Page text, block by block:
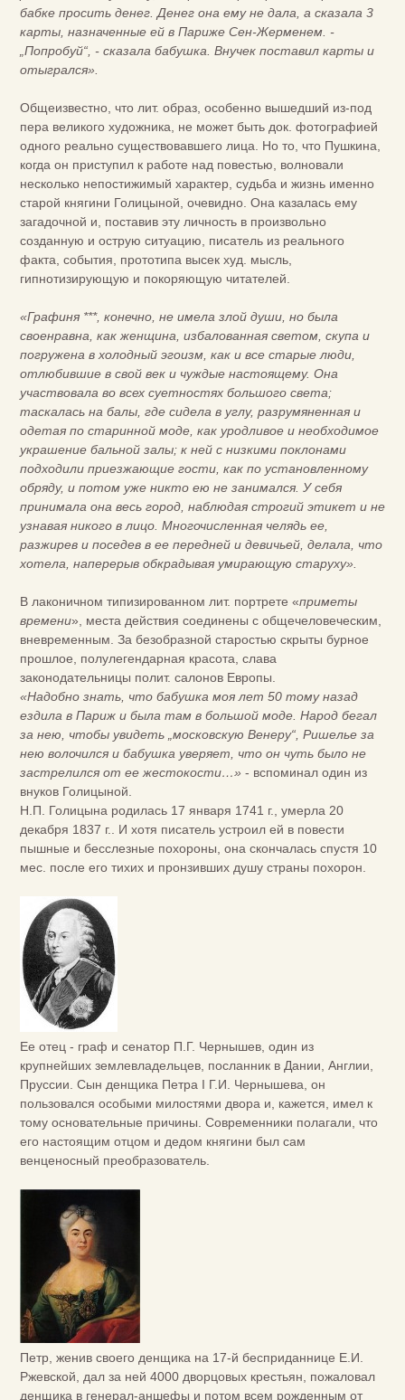
бабке просить денег. Денег она ему не дала, а сказала 3
карты, назначенные ей в Париже Сен-Жерменем. -
„Попробуй“, - сказала бабушка. Внучек поставил карты и
отыгрался».
Общеизвестно, что лит. образ, особенно вышедший из-под
пера великого художника, не может быть док. фотографией
одного реально существовавшего лица. Но то, что Пушкина,
когда он приступил к работе над повестью, волновали
несколько непостижимый характер, судьба и жизнь именно
старой княгини Голицыной, очевидно. Она казалась ему
загадочной и, поставив эту личность в произвольно
созданную и острую ситуацию, писатель из реального
факта, события, прототипа высек худ. мысль,
гипнотизирующую и покоряющую читателей.
«Графиня ***, конечно, не имела злой души, но была
своенравна, как женщина, избалованная светом, скупа и
погружена в холодный эгоизм, как и все старые люди,
отлюбившие в свой век и чуждые настоящему. Она
участвовала во всех суетностях большого света;
таскалась на балы, где сидела в углу, разрумяненная и
одетая по старинной моде, как уродливое и необходимое
украшение бальной залы; к ней с низкими поклонами
подходили приезжающие гости, как по установленному
обряду, и потом уже никто ею не занимался. У себя
принимала она весь город, наблюдая строгий этикет и не
узнавая никого в лицо. Многочисленная челядь ее,
разжирев и поседев в ее передней и девичьей, делала, что
хотела, наперерыв обкрадывая умирающую старуху».
В лаконичном типизированном лит. портрете «приметы
времени», места действия соединены с общечеловеческим,
вневременным. За безобразной старостью скрыты бурное
прошлое, полулегендарная красота, слава
законодательницы полит. салонов Европы.
«Надобно знать, что бабушка моя лет 50 тому назад
ездила в Париж и была там в большой моде. Народ бегал
за нею, чтобы увидеть „московскую Венеру“, Ришелье за
нею волочился и бабушка уверяет, что он чуть было не
застрелился от ее жестокости…» - вспоминал один из
внуков Голицыной.
Н.П. Голицына родилась 17 января 1741 г., умерла 20
декабря 1837 г.. И хотя писатель устроил ей в повести
пышные и бесслезные похороны, она скончалась спустя 10
мес. после его тихих и пронзивших душу страны похорон.
Ее отец - граф и сенатор П.Г. Чернышев, один из
крупнейших землевладельцев, посланник в Дании, Англии,
Пруссии. Сын денщика Петра I Г.И. Чернышева, он
пользовался особыми милостями двора и, кажется, имел к
тому основательные причины. Современники полагали, что
его настоящим отцом и дедом княгини был сам
венценосный преобразователь.
Петр, женив своего денщика на 17-й бесприданнице Е.И.
Ржевской, дал за ней 4000 дворцовых крестьян, пожаловал
денщика в генерал-аншефы и потом всем рожденным от